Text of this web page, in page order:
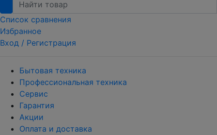
Список сравнения
Избранное
Вход / Регистрация
Бытовая техника
Профессиональная техника
Сервис
Гарантия
Акции
Оплата и доставка